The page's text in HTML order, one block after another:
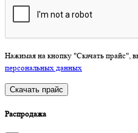
Нажимая на кнопку "Скачать прайс",
персональных данных
Скачать прайс
Распродажа